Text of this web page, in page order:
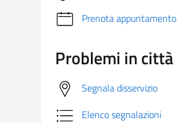
Prenota appuntamento
Problemi in città
Segnala disservizio
Elenco segnalazioni